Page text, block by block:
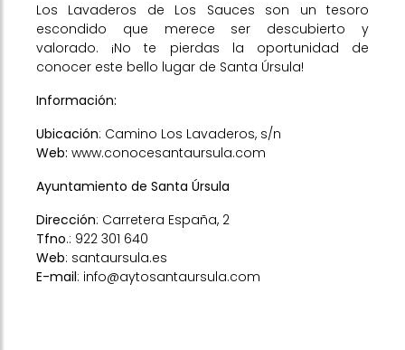
Los Lavaderos de Los Sauces son un tesoro
escondido que merece ser descubierto y
valorado. ¡No te pierdas la oportunidad de
conocer este bello lugar de Santa Úrsula!
Información:
Ubicación: Camino Los Lavaderos, s/n
Web: www.conocesantaursula.com
Ayuntamiento de Santa Úrsula
Dirección: Carretera España, 2
Tfno.: 922 301 640
Web: santaursula.es
E-mail: info@aytosantaursula.com